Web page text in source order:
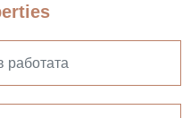
работата